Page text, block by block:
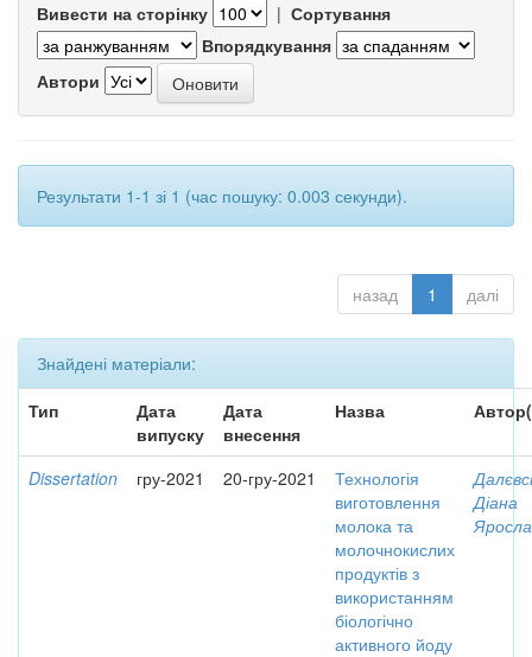
Вивести на сторінку | Сортування
Впорядкування
Автори
Результати 1-1 зі 1 (час пошуку: 0.003 секунди).
назад 1 далі
Знайдені матеріали:
Тип
Дата
випуску
Дата
внесення
Назва
Dissertation гру-2021 20-гру-2021
Технологія
виготовлення
молока та
молочнокислих
продуктів з
використанням
біологічно
активного йоду
Діана